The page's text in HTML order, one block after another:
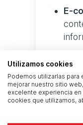
E-
Utilizamos cookies
Podemos utilizarlas para
mejorar nuestro sitio
excelente experiencia
cookies que utilizamos,